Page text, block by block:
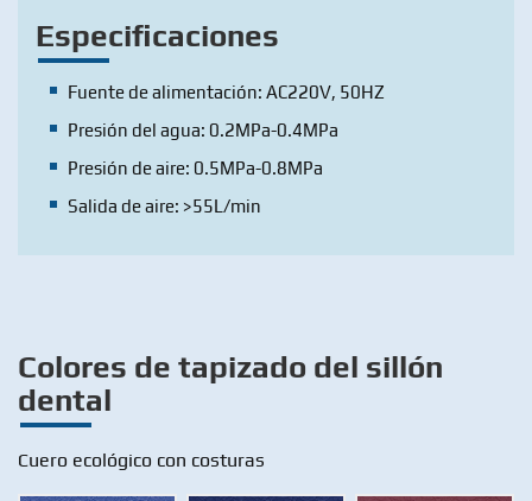
Especificaciones
Fuente de alimentación: AC220V, 50HZ
Presión del agua: 0.2MPa-0.4MPa
Presión de aire: 0.5MPa-0.8MPa
Salida de aire: >55L/min
Colores de tapizado del sillón
dental
Cuero ecológico con costuras